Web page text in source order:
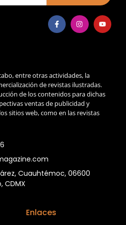
entre otras actividades, la
de revistas ilustradas.
de los contenidos para dichas
ventas de publicidad y
sitios web, como en las revistas
Cuauhtémoc, 06600
CDMX
Enlaces